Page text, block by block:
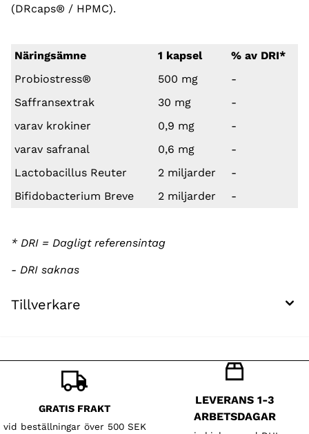
(DRcaps® / HPMC).
Näringsämne 1 kapsel
% av DRI*
Probiostress®
500 mg
-
Saffransextrak
30 mg
-
varav krokiner
0,9 mg
-
varav safranal
0,6 mg
-
Lactobacillus Reuter
2 miljarder
-
Bifidobacterium Breve
2 miljarder -
* DRI = Dagligt referensintag
- DRI saknas
Tillverkare
GRATIS FRAKT
vid beställningar över 500 SEK
LEVERANS 1-3
ARBETSDAGAR